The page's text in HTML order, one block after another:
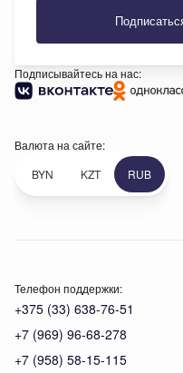
Телефон поддержки:
+375 (33) 638-76-51
+7 (969) 96-68-278
+7 (958) 58-15-115
Подписывайтесь на нас:
Валюта на сайте:
BYN
KZT RUB